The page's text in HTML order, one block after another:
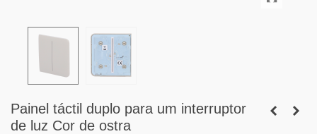
Painel táctil duplo para um interruptor
de luz Cor de ostra